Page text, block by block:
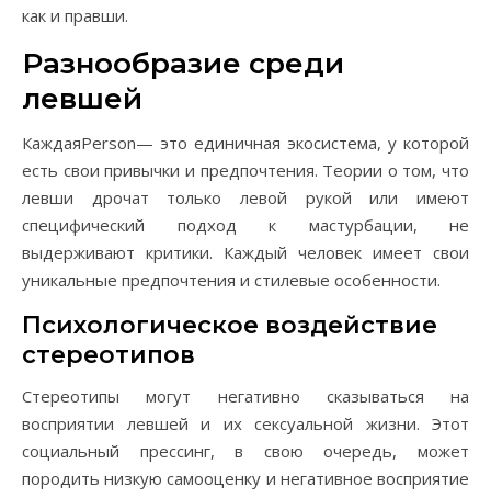
как и правши.
Разнообразие среди
левшей
КаждаяPerson— это единичная экосистема, у которой
есть свои привычки и предпочтения. Теории о том, что
левши дрочат только левой рукой или имеют
специфический подход к мастурбации, не
выдерживают критики. Каждый человек имеет свои
уникальные предпочтения и стилевые особенности.
Психологическое воздействие
стереотипов
Стереотипы могут негативно сказываться на
восприятии левшей и их сексуальной жизни. Этот
социальный прессинг, в свою очередь, может
породить низкую самооценку и негативное восприятие